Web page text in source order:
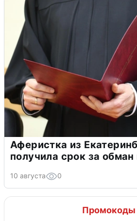
Аферистка из
получила срок за
10 августа 0
Промокоды